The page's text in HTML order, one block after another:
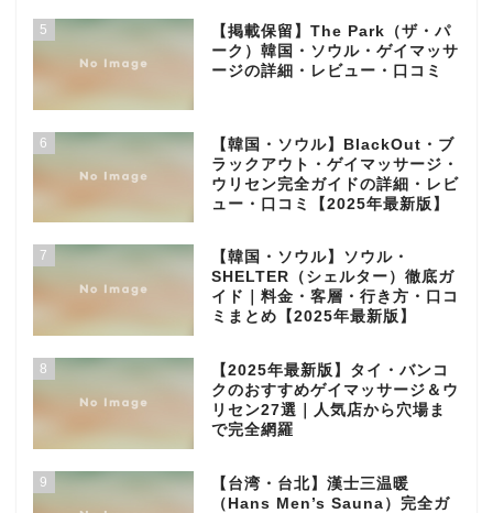
5
【掲載保留】The Park（ザ・パ
ーク）韓国・ソウル・ゲイマッサ
ージの詳細・レビュー・口コミ
6
【韓国・ソウル】BlackOut・ブ
ラックアウト・ゲイマッサージ・
ウリセン完全ガイドの詳細・レビ
ュー・口コミ【2025年最新版】
7
【韓国・ソウル】ソウル・
SHELTER（シェルター）徹底ガ
イド｜料金・客層・行き方・口コ
ミまとめ【2025年最新版】
8
【2025年最新版】タイ・バンコ
クのおすすめゲイマッサージ＆ウ
リセン27選｜人気店から穴場ま
で完全網羅
9
【台湾・台北】漢士三温暖
（Hans Men’s Sauna）完全ガ